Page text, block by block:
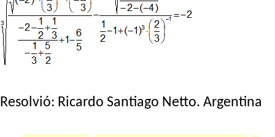
Resolvió: Ricardo Santiago Netto. Argentina